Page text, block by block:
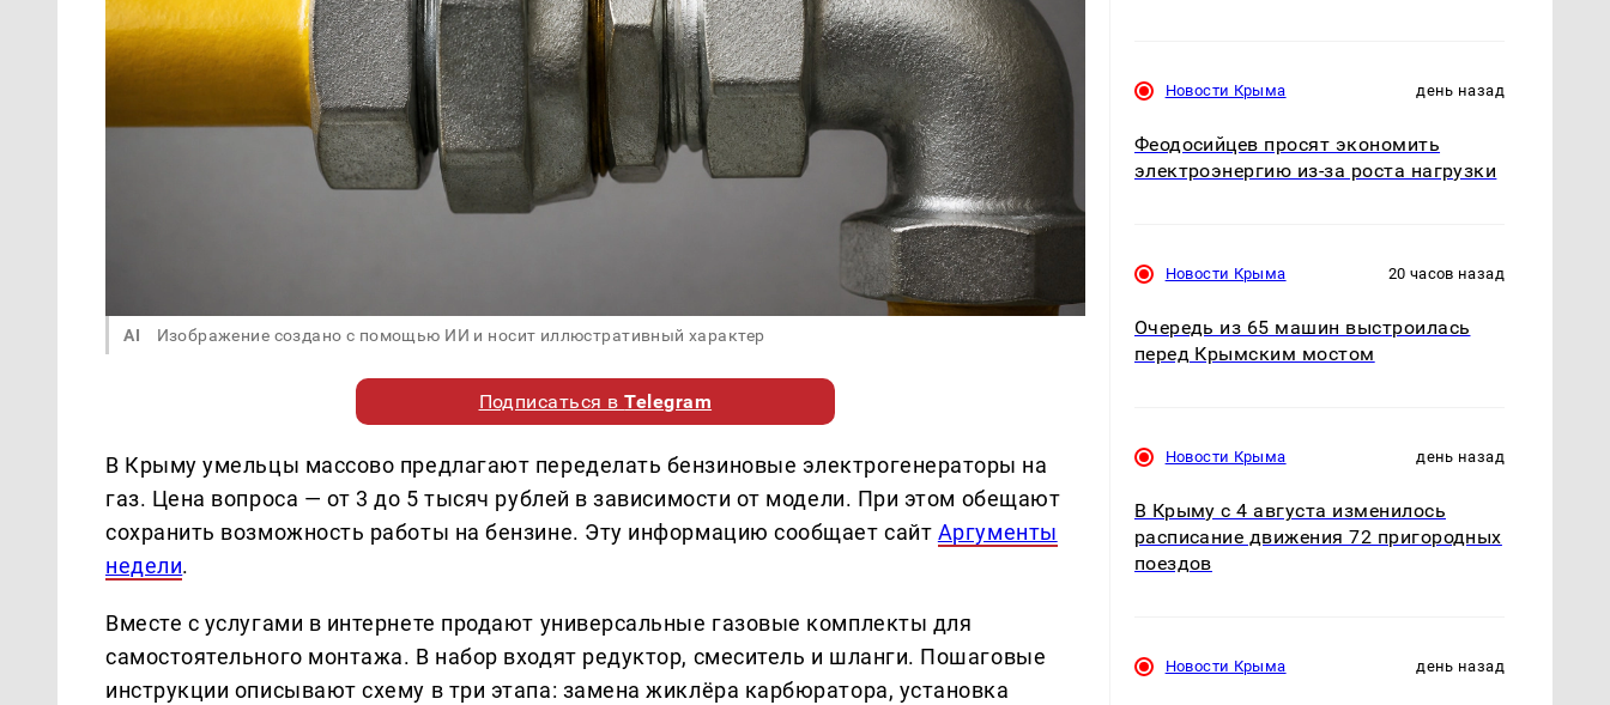
AI Изображение создано с помощью ИИ и носит иллюстративный характер
Подписаться вTelegram
В Крыму умельцы массово предлагают переделать бензиновые электрогенераторы на
газ. Цена вопроса — от 3 до 5 тысяч рублей в зависимости от модели. При этом обещают
сохранить возможность работы на бензине. Эту информацию сообщает сайт Аргументы
недели.
Вместе с услугами в интернете продают универсальные газовые комплекты для
самостоятельного монтажа. В набор входят редуктор, смеситель и шланги. Пошаговые
инструкции описывают схему в три этапа: замена жиклёра карбюратора, установка
Новости Крыма день назад
Феодосийцев просят экономить
электроэнергию из-за роста нагрузки
Новости Крыма 20 часов назад
Очередь из 65 машин выстроилась
перед Крымским мостом
Новости Крыма день назад
В Крыму с 4 августа изменилось
расписание движения 72 пригородных
поездов
Новости Крыма день назад